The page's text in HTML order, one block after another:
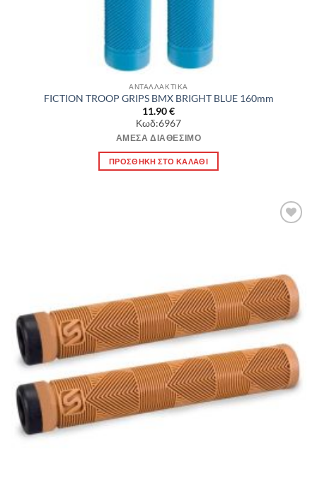
ΑΝΤΑΛΛΑΚΤΙΚΑ
FICTION TROOP GRIPS BMX BRIGHT BLUE 160mm
11.90€
Κωδ:6967
ΆΜΕΣΑ ΔΙΑΘΈΣΙΜΟ
ΠΡΟΣΘΉΚΗ ΣΤΟ ΚΑΛΆΘΙ